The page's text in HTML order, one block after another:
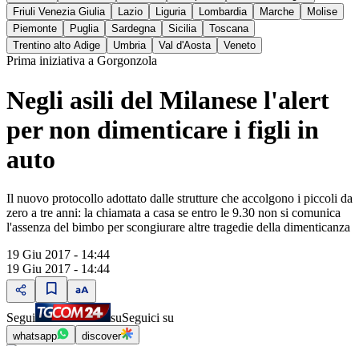
Friuli Venezia Giulia
Lazio Liguria Lombardia Marche
Molise
Piemonte
Puglia Sardegna Sicilia
Toscana
Trentino alto Adige
Umbria Val d'Aosta Veneto
Prima iniziativa a Gorgonzola
Negli asili del Milanese l'alert
per non dimenticare i figli in
auto
Il nuovo protocollo adottato dalle strutture che accolgono i piccoli da
zero a tre anni: la chiamata a casa se entro le 9.30 non si comunica
l'assenza del bimbo per scongiurare altre tragedie della dimenticanza
19 Giu 2017 - 14:44
19 Giu 2017 - 14:44
Segui suSeguici su
whatsapp discover